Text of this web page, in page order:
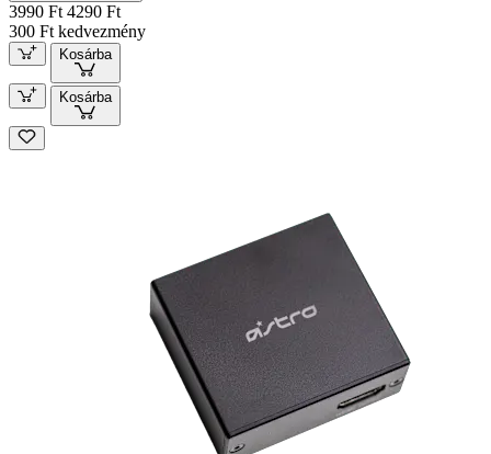
3990 Ft 4290 Ft
300 Ft kedvezmény
Kosárba
Kosárba